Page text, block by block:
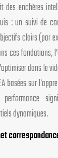
des enchères
: un suivi de
clairs (par
ces fondations,
dans le
basées sur
dynamiques.